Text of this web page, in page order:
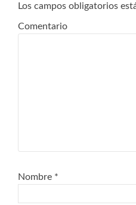
Los campos obligatorios
Comentario
Nombre *